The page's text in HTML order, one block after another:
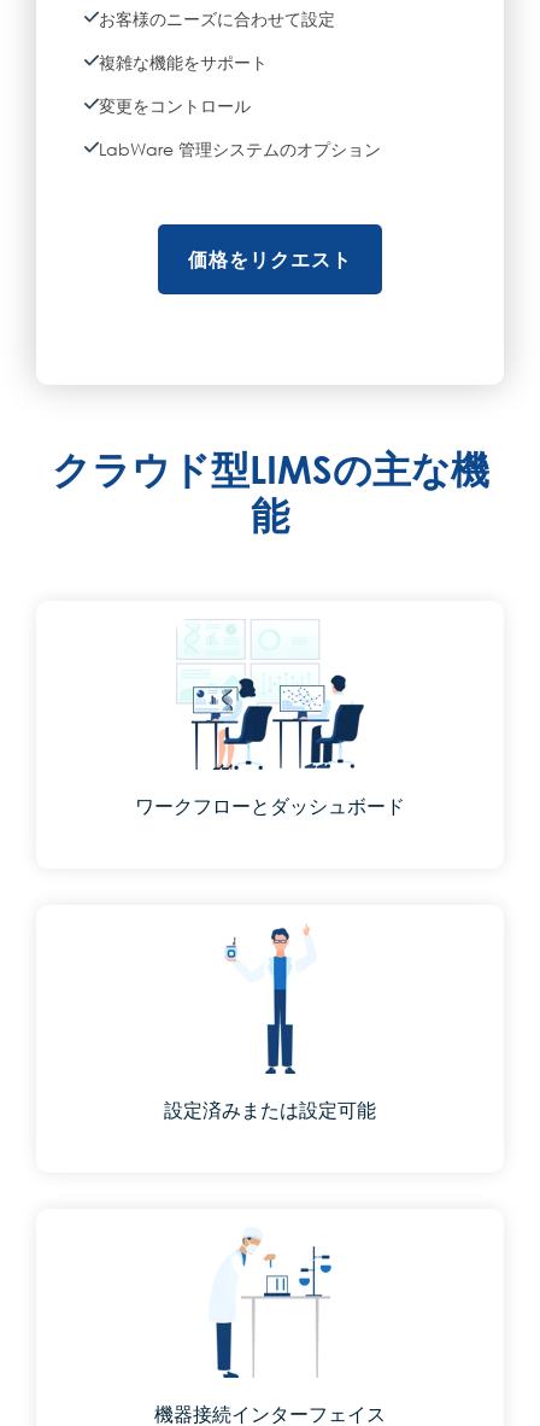
お客様のニーズに合わせて設定
複雑な機能をサポート
変更をコントロール
LabWare 管理システムのオプション
価格をリクエスト
クラウド型LIMSの主な機
能
ワークフローとダッシュボード
設定済みまたは設定可能
機器接続インターフェイス